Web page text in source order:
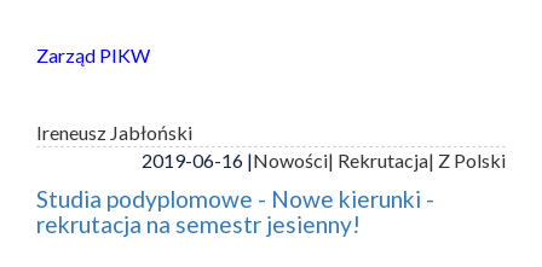
Zarząd PIKW
Ireneusz Jabłoński
2019-06-16 |Nowości| Rekrutacja| Z Polski
Studia podyplomowe - Nowe kierunki -
rekrutacja na semestr jesienny!